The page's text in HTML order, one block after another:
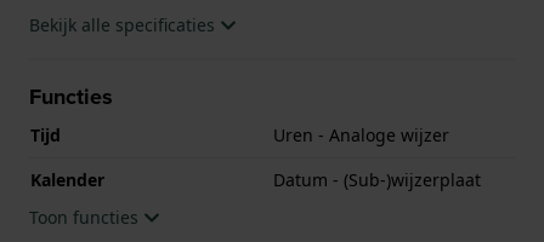
Bekijk alle specificaties
Functies
Tijd
Uren - Analoge wijzer
Kalender
Datum - (Sub-)wijzerplaat
Toon functies